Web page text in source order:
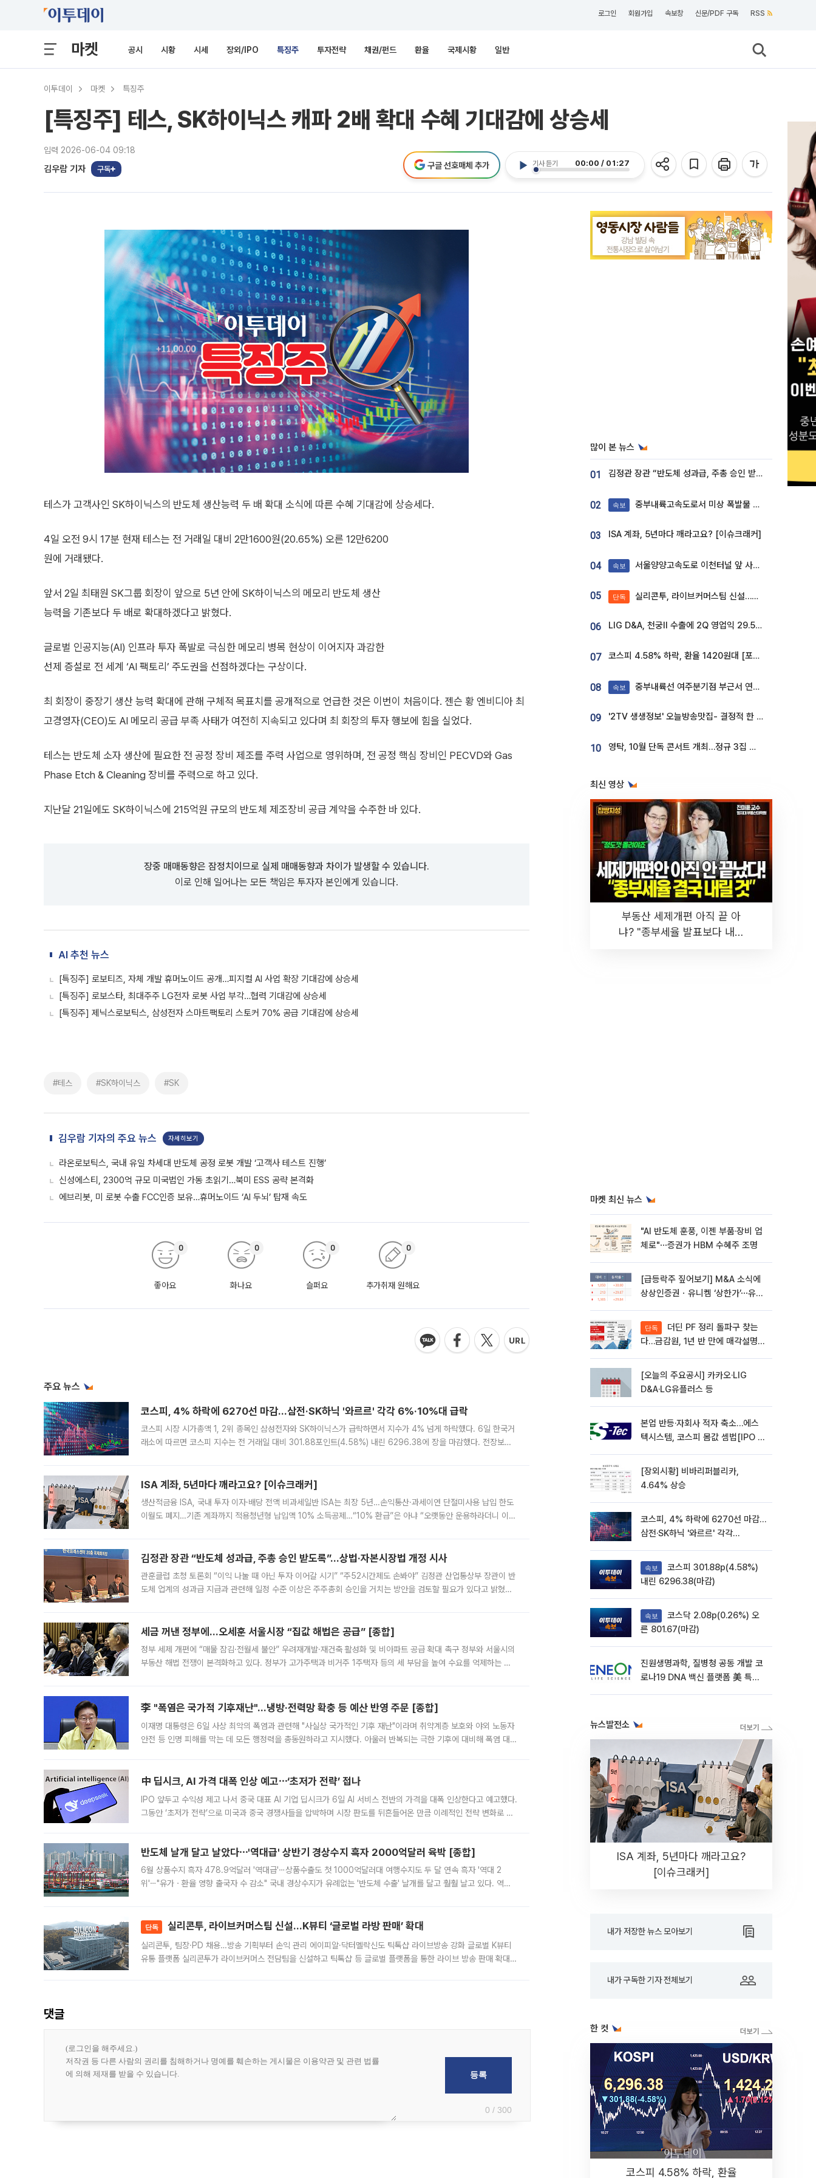
로그인 회원가입 속보창 신문/PDF 구독 RSS
마켓 공시 시황 시세 장외/IPO 특징주 투자전략 채권/펀드 환율 국제시황 일반
이투데이 마켓 특징주
[특징주] 테스, SK하이닉스 캐파 2배 확대 수혜 기대감에 상승세
입력 2026-06-04 09:18
김우람 기자 구독
기사 듣기 00:00 / 01:27
구글 선호매체 추가
테스가 고객사인 SK하이닉스의 반도체 생산능력 두 배 확대 소식에 따른 수혜 기대감에 상승세다.
4일 오전 9시 17분 현재 테스는 전 거래일 대비 2만1600원(20.65%) 오른 12만6200
원에 거래됐다.
앞서 2일 최태원 SK그룹 회장이 앞으로 5년 안에 SK하이닉스의 메모리 반도체 생산
능력을 기존보다 두 배로 확대하겠다고 밝혔다.
글로벌 인공지능(AI) 인프라 투자 폭발로 극심한 메모리 병목 현상이 이어지자 과감한
선제 증설로 전 세계 ‘AI 팩토리’ 주도권을 선점하겠다는 구상이다.
최 회장이 중장기 생산 능력 확대에 관해 구체적 목표치를 공개적으로 언급한 것은 이번이 처음이다. 젠슨 황 엔비디아 최
고경영자(CEO)도 AI 메모리 공급 부족 사태가 여전히 지속되고 있다며 최 회장의 투자 행보에 힘을 실었다.
테스는 반도체 소자 생산에 필요한 전 공정 장비 제조를 주력 사업으로 영위하며, 전 공정 핵심 장비인 PECVD와 Gas
Phase Etch & Cleaning 장비를 주력으로 하고 있다.
지난달 21일에도 SK하이닉스에 215억원 규모의 반도체 제조장비 공급 계약을 수주한 바 있다.
장중 매매동향은 잠정치이므로 실제 매매동향과 차이가 발생할 수 있습니다.
이로 인해 일어나는 모든 책임은 투자자 본인에게 있습니다.
AI 추천 뉴스
[특징주] 로보티즈, 자체 개발 휴머노이드 공개…피지컬 AI 사업 확장 기대감에 상승세
[특징주] 로보스타, 최대주주 LG전자 로봇 사업 부각…협력 기대감에 상승세
[특징주] 제닉스로보틱스, 삼성전자 스마트팩토리 스토커 70% 공급 기대감에 상승세
#테스 #SK하이닉스 #SK
김우람 기자의 주요 뉴스 자세히보기
라온로보틱스, 국내 유일 차세대 반도체 공정 로봇 개발 ‘고객사 테스트 진행’
신성에스티, 2300억 규모 미국법인 가동 초읽기…북미 ESS 공략 본격화
에브리봇, 미 로봇 수출 FCC인증 보유…휴머노이드 ‘AI 두뇌’ 탑재 속도
좋아요
0
화나요
0
슬퍼요
0
추가취재 원해요
0
주요 뉴스
코스피, 4% 하락에 6270선 마감…삼전·SK하닉 '와르르' 각각 6%·10%대 급락
코스피 시장 시가총액 1, 2위 종목인 삼성전자와 SK하이닉스가 급락하면서 지수가 4% 넘게 하락했다. 6일 한국거
래소에 따르면 코스피 지수는 전 거래일 대비 301.88포인트(4.58%) 내린 6296.38에 장을 마감했다. 전장보다
ISA 계좌, 5년마다 깨라고요? [이슈크래커]
생산적금융 ISA, 국내 투자 이자·배당 전액 비과세일반 ISA는 최장 5년…손익통산·과세이연 단절미사용 납입 한도
이월도 폐지…기존 계좌까지 적용청년형 납입액 10% 소득공제…“10% 환급”은 아냐 “오랫동안 운용하라더니 이제
김정관 장관 “반도체 성과급, 주총 승인 받도록”…상법·자본시장법 개정 시사
관훈클럽 초청 토론회 “이익 나눌 때 아닌 투자 이어갈 시기” “주52시간제도 손봐야” 김정관 산업통상부 장관이 반
도체 업계의 성과급 지급과 관련해 일정 수준 이상은 주주총회 승인을 거치는 방안을 검토할 필요가 있다고 밝혔다.
세금 꺼낸 정부에…오세훈 서울시장 “집값 해법은 공급” [종합]
정부 세제 개편에 “매물 잠김·전월세 불안” 우려재개발·재건축 활성화 및 비아파트 공급 확대 촉구 정부와 서울시의
부동산 해법 전쟁이 본격화하고 있다. 정부가 고가주택과 비거주 1주택자 등의 세 부담을 높여 수요를 억제하는 카
李 "폭염은 국가적 기후재난"…냉방·전력망 확충 등 예산 반영 주문 [종합]
이재명 대통령은 6일 사상 최악의 폭염과 관련해 "사실상 국가적인 기후 재난"이라며 취약계층 보호와 야외 노동자
안전 등 인명 피해를 막는 데 모든 행정력을 총동원하라고 지시했다. 아울러 반복되는 극한 기후에 대비해 폭염 대응
中 딥시크, AI 가격 대폭 인상 예고⋯‘초저가 전략’ 접나
IPO 앞두고 수익성 제고 나서 중국 대표 AI 기업 딥시크가 6일 AI 서비스 전반의 가격을 대폭 인상한다고 예고했다.
그동안 ‘초저가 전략’으로 미국과 중국 경쟁사들을 압박하며 시장 판도를 뒤흔들어온 만큼 이례적인 전략 변화로 평
반도체 날개 달고 날았다⋯'역대급' 상반기 경상수지 흑자 2000억달러 육박 [종합]
6월 상품수지 흑자 478.9억달러 '역대급'⋯상품수출도 첫 1000억달러대 여행수지도 두 달 연속 흑자 '역대 2
위'⋯"유가ㆍ환율 영향 출국자 수 감소" 국내 경상수지가 유례없는 '반도체 수출' 날개를 달고 훨훨 날고 있다. 역대
단독 실리콘투, 라이브커머스팀 신설…K뷰티 ‘글로벌 라방 판매’ 확대
실리콘투, 팀장·PD 채용…방송 기획부터 손익 관리 에이피알·닥터멜락신도 틱톡샵 라이브방송 강화 글로벌 K뷰티
유통 플랫폼 실리콘투가 라이브커머스 전담팀을 신설하고 틱톡샵 등 글로벌 플랫폼을 통한 라이브 방송 판매 확대에
댓글
0 / 300
많이 본 뉴스
01 김정관 장관 “반도체 성과급, 주총 승인 받도록”…상법·자본시장법 개정 시사
02 속보 중부내륙고속도로서 미상 폭발물 발견
03 ISA 계좌, 5년마다 깨라고요? [이슈크래커]
04 속보 서울양양고속도로 이천터널 앞 사고 발생
05 단독 실리콘투, 라이브커머스팀 신설…K뷰티 ‘글로벌 판매망’ 확대[K뷰티 라방戰]
06 LIG D&A, 천궁Ⅱ 수출에 2Q 영업익 29.5%↑…수주잔고 24.6조 [종합]
07 코스피 4.58% 하락, 환율 1420원대 [포토]
08 속보 중부내륙선 여주분기점 부근서 연이은 추돌사고 발생
09 '2TV 생생정보' 오늘방송맛집- 결정적 한 수, 3종 메밀면! 메밀 소바 맛집 '의○○○○'
10 영탁, 10월 단독 콘서트 개최…정규 3집 신곡 첫선
최신 영상
부동산 세제개편 아직 끝 아
냐? "종부세율 발표보다 내릴
마켓 최신 뉴스
"AI 반도체 훈풍, 이젠 부품·장비 업
체로"⋯증권가 HBM 수혜주 조명
[급등락주 짚어보기] M&A 소식에
상상인증권ㆍ유니켐 ‘상한가’⋯유증
단독
다…금감원, 1년 반 만에 매각설명회
[오늘의 주요공시] 카카오·LIG
D&A·LG유플러스 등
본업 반등·자회사 적자 축소…에스
텍시스템, 코스피 몸값 셈법[IPO 엑
[장외시황] 비바리퍼블리카,
4.64% 상승
코스피, 4% 하락에 6270선 마감…
삼전·SK하닉 '와르르' 각각
속보
내린 6296.38(마감)
속보
른 801.67(마감)
진원생명과학, 질병청 공동 개발 코
로나19 DNA 백신 플랫폼 美 특허
뉴스발전소
ISA 계좌, 5년마다 깨라고요?
[이슈크래커]
내가 저장한 뉴스 모아보기
내가 구독한 기자 전체보기
한 컷
코스피 4.58% 하락, 환율